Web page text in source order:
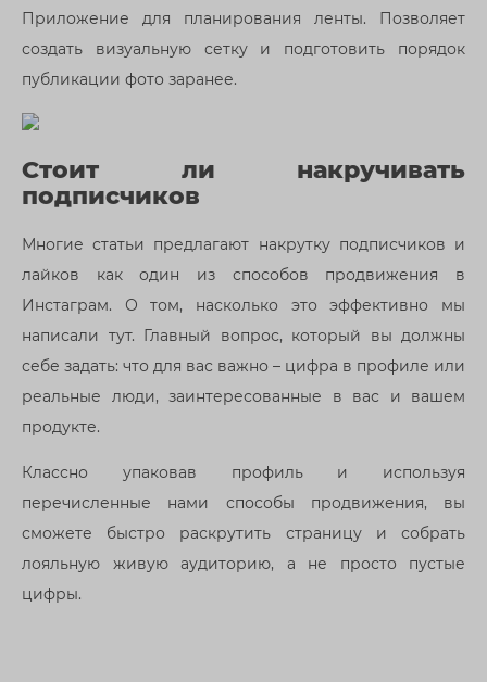
Приложение для планирования ленты. Позволяет
создать визуальную сетку и подготовить порядок
публикации фото заранее.
Стоит ли накручивать
подписчиков
Многие статьи предлагают накрутку подписчиков и
лайков как один из способов продвижения в
Инстаграм. О том, насколько это эффективно мы
написали тут. Главный вопрос, который вы должны
себе задать: что для вас важно – цифра в профиле или
реальные люди, заинтересованные в вас и вашем
продукте.
Классно упаковав профиль и используя
перечисленные нами способы продвижения, вы
сможете быстро раскрутить страницу и собрать
лояльную живую аудиторию, а не просто пустые
цифры.